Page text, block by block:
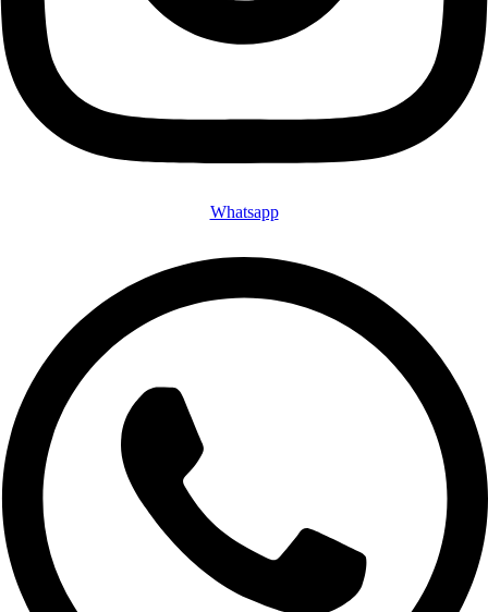
Whatsapp